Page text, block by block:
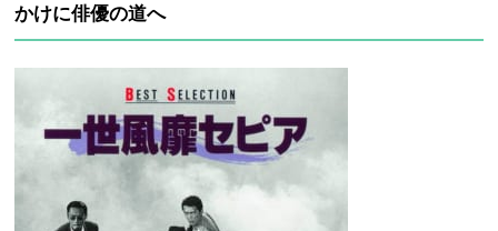
かけに俳優の道へ